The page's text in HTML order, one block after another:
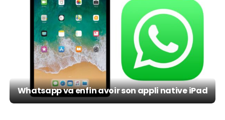
Whatsapp va enfin avoir son appli native iPad